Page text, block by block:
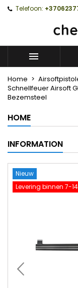
Telefoon:

Home
Schnellfeuer Airsoft
Bezemsteel
HOME
INFORMATION
Nieuw
Levering binnen 7-